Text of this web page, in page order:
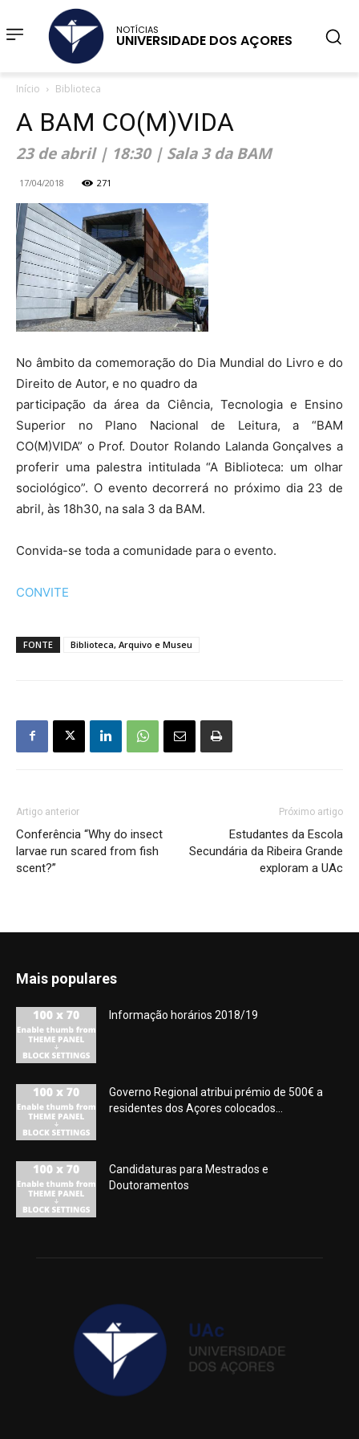
NOTÍCIAS
UNIVERSIDADE DOS AÇORES
Início Biblioteca
A BAM CO(M)VIDA
23 de abril | 18:30 | Sala 3 da BAM
17/04/2018 271
No âmbito da comemoração do Dia Mundial do Livro e do
Direito de Autor, e no quadro da
participação da área da Ciência, Tecnologia e Ensino
Superior no Plano Nacional de Leitura, a “BAM
CO(M)VIDA” o Prof. Doutor Rolando Lalanda Gonçalves a
proferir uma palestra intitulada “A Biblioteca: um olhar
sociológico”. O evento decorrerá no próximo dia 23 de
abril, às 18h30, na sala 3 da BAM.
Convida-se toda a comunidade para o evento.
CONVITE
FONTE Biblioteca, Arquivo e Museu
Artigo anterior
Conferência “Why do insect
larvae run scared from fish
scent?”
Próximo artigo
Estudantes da Escola
Secundária da Ribeira Grande
exploram a UAc
Mais populares
Informação horários 2018/19
Governo Regional atribui prémio de 500€ a
residentes dos Açores colocados...
Candidaturas para Mestrados e
Doutoramentos